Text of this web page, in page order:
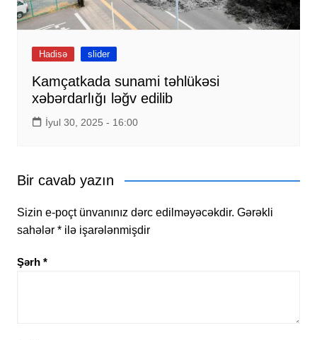
Hadisə slider
Kamçatkada sunami təhlükəsi
xəbərdarlığı ləğv edilib
İyul 30, 2025 - 16:00
Bir cavab yazın
Sizin e-poçt ünvanınız dərc edilməyəcəkdir. Gərəkli
sahələr *ilə işarələnmişdir
Şərh *